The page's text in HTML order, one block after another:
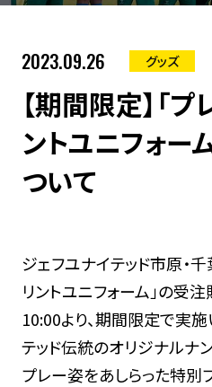
2023.09.26 グッズ
【期間限定】「
ントユニフォー
ついて
ジェフユナイテッド市原・
リントユニフォーム」の受注
10:00より、期間限定で実施
テッド伝統のオリジナルナ
プレー姿をあしらった特別